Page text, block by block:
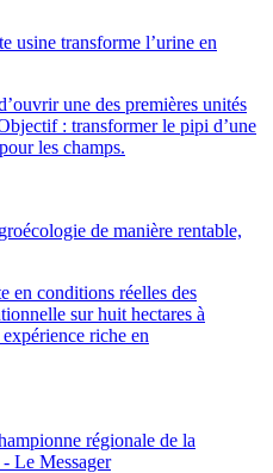
usine transforme l’urine en
une des premières unités
: transformer le pipi d’une
les champs.
de manière rentable,
en conditions réelles des
sur huit hectares à
riche en
régionale de la
- Le Messager